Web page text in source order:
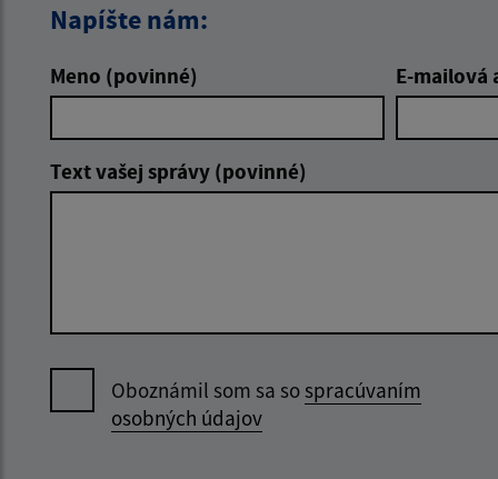
Napíšte nám:
Meno (povinné) E-mailová
Text vašej správy (povinné)
Oboznámil som sa sospracúvaním
osobných údajov